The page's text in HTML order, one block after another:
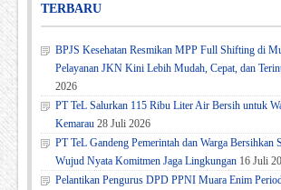
TERBARU
BPJS Kesehatan Resmikan MPP Full Shifting di
Pelayanan JKN Kini Lebih Mudah, Cepat, dan
2026
PT TeL Salurkan 115 Ribu Liter Air Bersih untuk
Kemarau 28 Juli 2026
PT TeL Gandeng Pemerintah dan Warga Bersihkan
Wujud Nyata Komitmen Jaga Lingkungan 16 Juli
Pelantikan Pengurus DPD PPNI Muara Enim